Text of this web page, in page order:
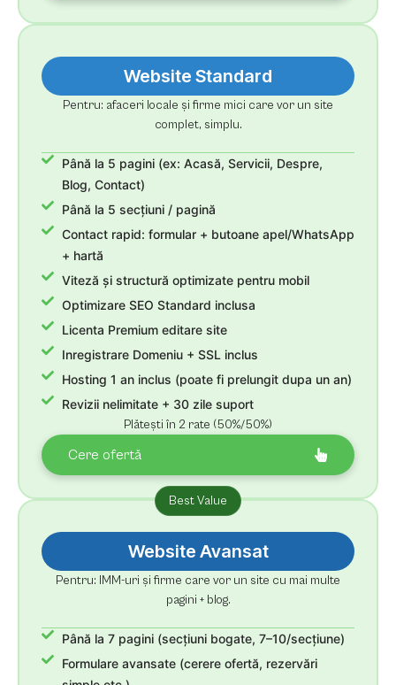
Website Standard
Pentru: afaceri locale și firme mici care vor un site
complet, simplu.
Până la 5 pagini (ex: Acasă, Servicii, Despre,
Blog, Contact)
Până la 5 secțiuni / pagină
Contact rapid: formular + butoane apel/WhatsApp
+ hartă
Viteză și structură optimizate pentru mobil
Optimizare SEO Standard inclusa
Licenta Premium editare site
Inregistrare Domeniu + SSL inclus
Hosting 1 an inclus (poate fi prelungit dupa un an)
Revizii nelimitate + 30 zile suport
Plătești în 2 rate (50%/50%)
Cere ofertă
Website Avansat
Pentru: IMM-uri și firme care vor un site cu mai multe
pagini + blog.
Până la 7 pagini (secțiuni bogate, 7–10/secțiune)
Formulare avansate (cerere ofertă, rezervări
Best Value